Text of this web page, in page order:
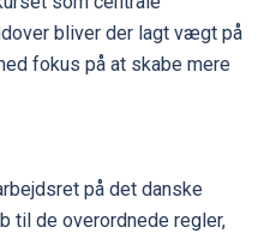
bliver der lagt vægt på
fokus på at skabe mere
på det danske
til de overordnede regler,